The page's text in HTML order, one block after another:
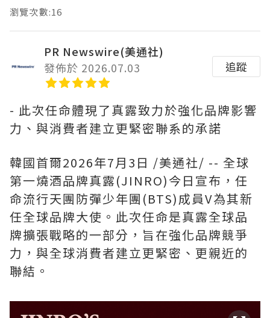
瀏覽次數:16
PR Newswire(美通社)
發佈於 2026.07.03
追蹤
- 此次任命體現了真露致力於強化品牌影響
力、與消費者建立更緊密聯系的承諾
韓國首爾2026年7月3日 /美通社/ -- 全球
第一燒酒品牌真露(JINRO)今日宣布，任
命流行天團防彈少年團(BTS)成員V為其新
任全球品牌大使。此次任命是真露全球品
牌擴張戰略的一部分，旨在強化品牌競爭
力，與全球消費者建立更緊密、更親近的
聯結。